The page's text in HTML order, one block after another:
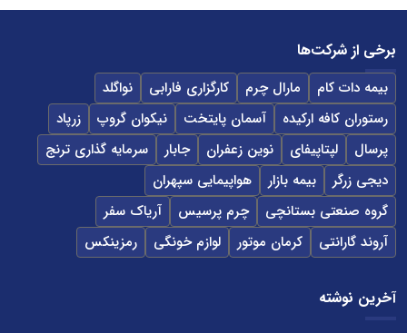
برخی از شرکت‌ها
بیمه دات کام مارال چرم کارگزاری فارابی
نواگلد
رستوران کافه ارکیده
آسمان پایتخت نیکوان گروپ
زرپاد
پرسال
لپتاپیفای نوین زعفران جابار
سرمایه گذاری ترنج
دیجی زرگر
بیمه بازار
هواپیمایی سپهران
گروه صنعتی بستانچی
چرم پرسیس
آریاک سفر
آروند گارانتی
کرمان موتور لوازم خونگی رمزینکس
آخرین نوشته